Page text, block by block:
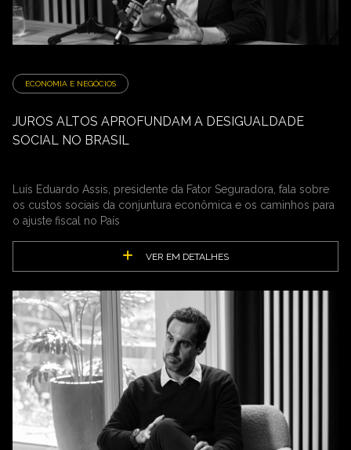
ECONOMIA E NEGÓCIOS
JUROS ALTOS APROFUNDAM A DESIGUALDADE
SOCIAL NO BRASIL
Luís Eduardo Assis, presidente da Fator Seguradora, fala sobre
os custos sociais da conjuntura econômica e os caminhos para
o ajuste fiscal no País
VER EM DETALHES